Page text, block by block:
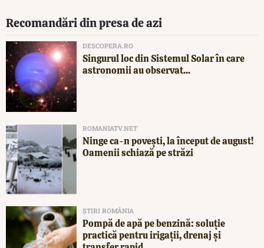
Recomandări din presa de azi
DESCOPERA.RO
Singurul loc din Sistemul Solar în care
astronomii au observat...
ROMANIATV.NET
Ninge ca-n povești, la început de august!
Oamenii schiază pe străzi
ȘTIRI ROMÂNIA
Pompă de apă pe benzină: soluție
practică pentru irigații, drenaj și